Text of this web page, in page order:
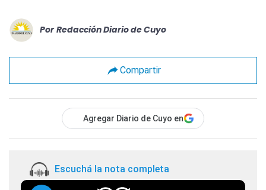
Por Redacción Diario de Cuyo
Compartir
Agregar Diario de Cuyo en
Escuchá la nota completa